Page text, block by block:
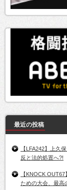
最近の投稿
【LFA242】上久
反と法的処置へ?!
【KNOCK
ための大会、最高